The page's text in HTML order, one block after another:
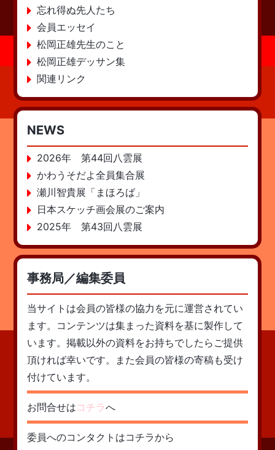
忘れ得ぬ先人たち
会員エッセイ
松岡正雄先生のこと
松岡正雄デッサン集
関連リンク
NEWS
2026年 第44回八雲展
かわうそだよ全員集合展
瀬川智貴展「まほろば」
日本スケッチ画会展のご案内
2025年 第43回八雲展
事務局／編集委員
当サイトは会員の皆様の協力を元に運営されてい
ます。コンテンツは集まった資料を基に製作して
います。掲載以外の資料をお持ちでしたらご提供
頂ければ幸いです。また会員の皆様の寄稿も受け
付けています。
お問合せはコチラへ
委員へのコンタクトはコチラから